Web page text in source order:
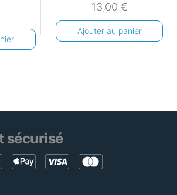
13,00 €
Ajouter au panier
sécurisé